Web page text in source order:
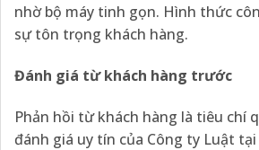
nhờ bộ máy tinh gọn. Hình thức
sự tôn trọng khách hàng.
Đánh giá từ khách hàng trước
Phản hồi từ khách hàng là tiêu chí
đánh giá uy tín của Công ty Luật